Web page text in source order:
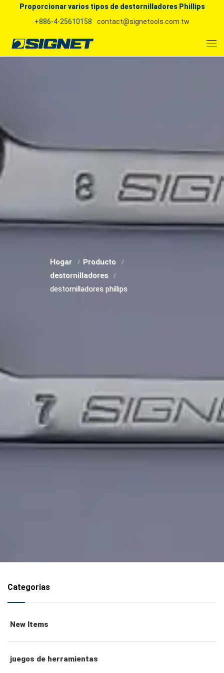
Proporcionar varios tipos de destornilladores Phillips
+886-4-25610158
contact@signetools.com.tw
Hogar
Producto
destornilladores
destornilladores phillips
Categorias
New Items
juegos de herramientas